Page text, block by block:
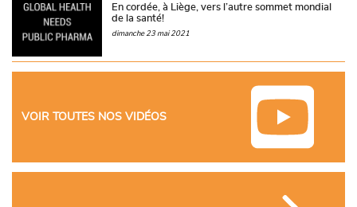
En cordée, à Liège, vers l’autre sommet mondial
de la santé!
dimanche 23 mai 2021
VOIR TOUTES NOS VIDÉOS